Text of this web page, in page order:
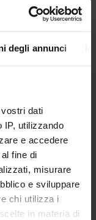
degli annunci
dati
IP, utilizzando
e accedere
fine di
misurare
e sviluppare
chi utilizza i
in materia di
il 99,9% delle
dalla prima
di 1 anno (2.700